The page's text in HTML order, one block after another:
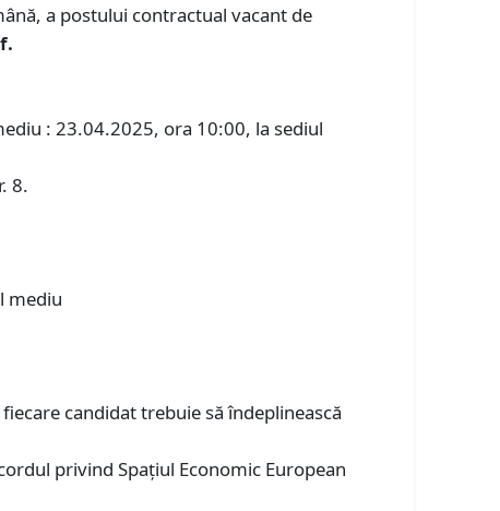
a postului contractual vacant de
: 23.04.2025, ora 10:00, la sediul
8.
mediu
candidat trebuie să îndeplinească
privind Spațiul Economic European